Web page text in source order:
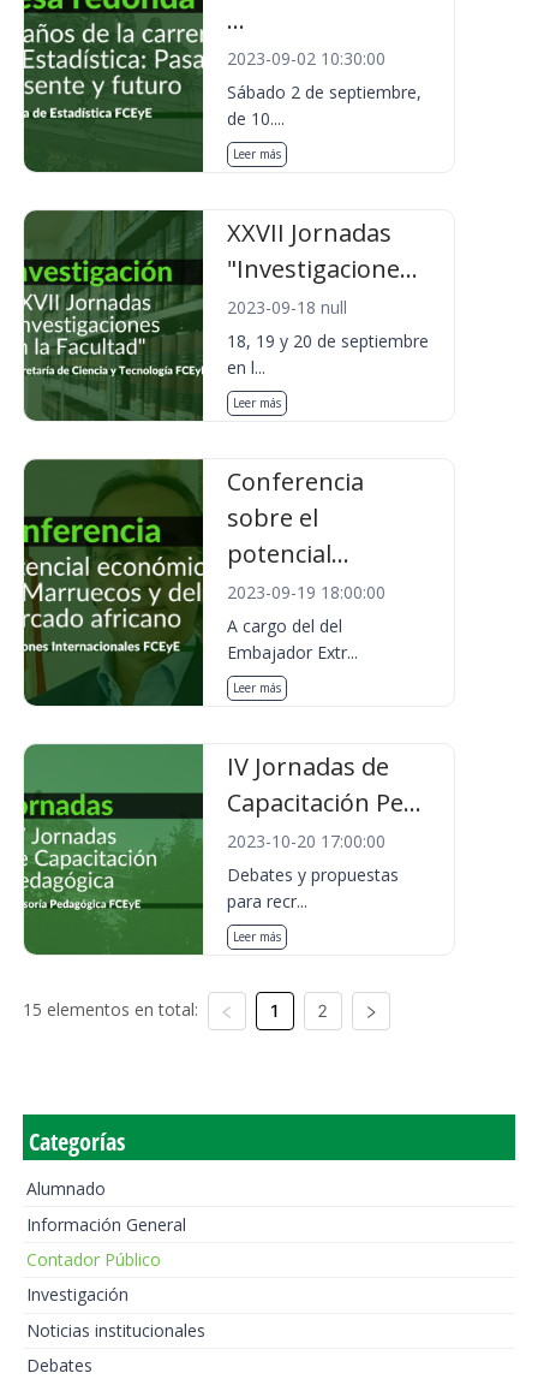
...
2023-09-02 10:30:00
Sábado 2 de septiembre,
de 10....
Leer más
XXVII Jornadas
"Investigacione...
2023-09-18 null
18, 19 y 20 de septiembre
en l...
Leer más
Conferencia
sobre el
potencial...
2023-09-19 18:00:00
A cargo del del
Embajador Extr...
Leer más
IV Jornadas de
Capacitación Pe...
2023-10-20 17:00:00
Debates y propuestas
para recr...
Leer más
15 elementos en total: 1 2
Categorías
Alumnado
Información General
Contador Público
Investigación
Noticias institucionales
Debates